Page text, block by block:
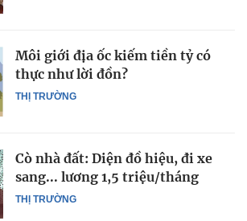
THỊ TRƯỜNG
Môi giới địa ốc kiếm tiền tỷ có
thực như lời đồn?
THỊ TRƯỜNG
Cò nhà đất: Diện đồ hiệu, đi xe
sang... lương 1,5 triệu/tháng